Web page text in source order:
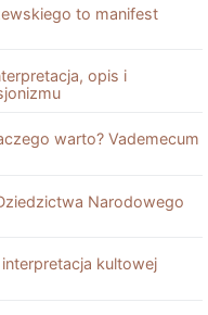
to manifest
opis i
warto? Vademecum
Narodowego
interpretacja kultowej